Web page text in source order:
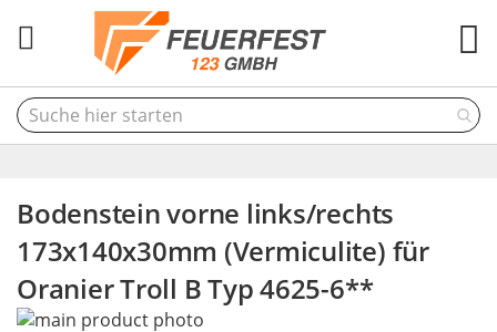
Bodenstein vorne links/rechts
173x140x30mm (Vermiculite) für
Oranier Troll B Typ 4625-6**
Skip